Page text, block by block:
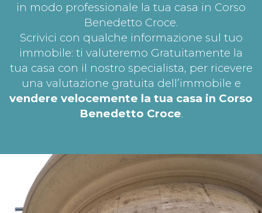
in modo professionale la tua casa in Corso
Benedetto Croce.
Scrivici con qualche informazione sul tuo
immobile: ti valuteremo Gratuitamente la
tua casa con il nostro specialista, per ricevere
una valutazione gratuita dell’immobile e
vendere velocemente la tua casa in Corso
Benedetto Croce.